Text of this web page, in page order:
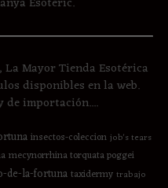
Mayor Tienda Esotérica
disponibles en la web.
importación....
insectos-coleccion job's tears
mecynorrhina torquata poggei
de-la-fortunataxidermy trabajo